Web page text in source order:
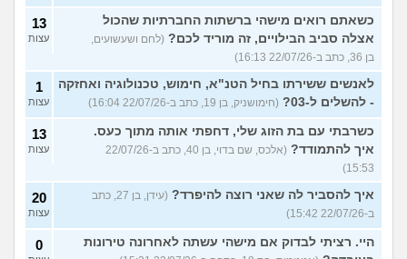
כשאתם רואים מישהי ברשתות החברתיות שהכול
אצלה סביב הבילויים, זה מוריד לכם? (לחם ושעשועים,
בן 36, כתב ב-22/07/26 16:13)
13
עצות
לאנשים ששירתו בחיל הטנ"א, חימוש, טכנולוגיה ואחזקה
- להשלים ל-03?
(חימושניק, בן 19, כתב ב-22/07/26 16:04)
1
עצות
כשרבתי עם בת הזוג שלי, דחפתי אותה מתוך כעס.
איך להתמודד?
(אלכס, שם בדוי, בן 40, כתב ב-22/07/26
15:53)
13
עצות
איך להסביר לה שאני רוצה להיפרד?
(עידן, בן 27, כתב
ב-22/07/26 15:42)
20
עצות
היי. רציתי לבדוק אם מישהי עשתה לאחרונה טירונות
0